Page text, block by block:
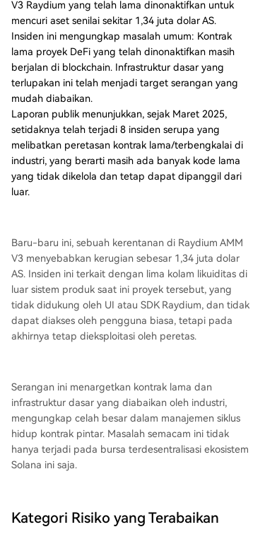
l.). Risiko kontrak usang ini adalah masalah **ma
najemen siklus hidup**, bukan bug pengkodean,
sehingga sering tersembunyi dalam statistik. Ko
ntrak V3 Raydium yang lama, misalnya, kehilang
an dua pemeriksaan keamanan penting yang a
da di versi baru, memungkinkan penyerang me
mbuat token liquidity palsu. **Solusi: Standarisas
i Penonaktifan Kontrak** Hanya mencantumkan
"kontrak dihentikan" dalam dokumen tidak cuku
p. Industri perlu mengakui "kontrak zombie" seb
agai kategori risiko mandiri dan membangun **
proses standar un...
V3 Raydium yang telah lama dinonaktifkan untuk
mencuri aset senilai sekitar 1,34 juta dolar AS.
Insiden ini mengungkap masalah umum: Kontrak
lama proyek DeFi yang telah dinonaktifkan masih
berjalan di blockchain. Infrastruktur dasar yang
terlupakan ini telah menjadi target serangan yang
mudah diabaikan.
Laporan publik menunjukkan, sejak Maret 2025,
setidaknya telah terjadi 8 insiden serupa yang
melibatkan peretasan kontrak lama/terbengkalai di
industri, yang berarti masih ada banyak kode lama
yang tidak dikelola dan tetap dapat dipanggil dari
luar.
Baru-baru ini, sebuah kerentanan di Raydium AMM
V3 menyebabkan kerugian sebesar 1,34 juta dolar
AS. Insiden ini terkait dengan lima kolam likuiditas di
luar sistem produk saat ini proyek tersebut, yang
tidak didukung oleh UI atau SDK Raydium, dan tidak
dapat diakses oleh pengguna biasa, tetapi pada
akhirnya tetap dieksploitasi oleh peretas.
Serangan ini menargetkan kontrak lama dan
infrastruktur dasar yang diabaikan oleh industri,
mengungkap celah besar dalam manajemen siklus
hidup kontrak pintar. Masalah semacam ini tidak
hanya terjadi pada bursa terdesentralisasi ekosistem
Solana ini saja.
Kategori Risiko yang Terabaikan